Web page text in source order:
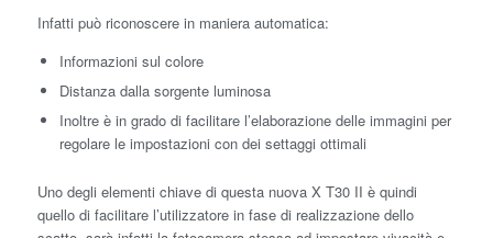
Infatti può riconoscere in maniera automatica:
Informazioni sul colore
Distanza dalla sorgente luminosa
Inoltre è in grado di facilitare l’elaborazione delle immagini per
regolare le impostazioni con dei settaggi ottimali
Uno degli elementi chiave di questa nuova X T30 II è quindi
quello di facilitare l’utilizzatore in fase di realizzazione dello